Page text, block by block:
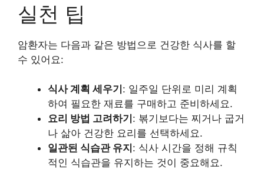
실천 팁
암환자는 다음과 같은 방법으로 건강한 식사를 할
수 있어요:
식사 계획 세우기 : 일주일 단위로 미리 계획
하여 필요한 재료를 구매하고 준비하세요.
요리 방법 고려하기 : 볶기보다는 찌거나 굽거
나 삶아 건강한 요리를 선택하세요.
일관된 식습관 유지 : 식사 시간을 정해 규칙
적인 식습관을 유지하는 것이 중요해요.